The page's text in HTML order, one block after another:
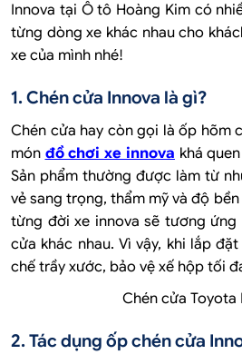
Innova tại Ô tô Hoàng Kim có
từng dòng xe khác nhau cho
xe của mình nhé!
1. Chén cửa Innova là gì?
Chén cửa hay còn gọi là ốp hõm
món đồ chơi xe innova khá
Sản phẩm thường được làm từ
vẻ sang trọng, thẩm mỹ và độ
từng đời xe innova sẽ tương
cửa khác nhau. Vì vậy, khi lắp
chế trầy xước, bảo vệ xế hộp tối
Chén cửa Toyota
2. Tác dụng ốp chén cửa